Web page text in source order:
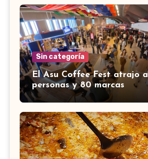
Sin categoría
El Asu Coffee Fest atrajo
personas y 80 marcas